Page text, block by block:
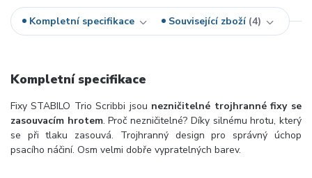
Kompletní specifikace Související zboží 4
Kompletní specifikace
Fixy STABILO Trio Scribbi jsou nezničitelné trojhranné fixy se
zasouvacím hrotem. Proč nezničitelné? Díky silnému hrotu, který
se při tlaku zasouvá. Trojhranný design pro správný úchop
psacího náčiní. Osm velmi dobře vypratelných barev.